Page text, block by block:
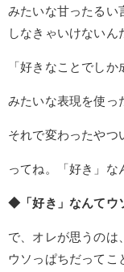
みたいな甘ったるい
しなきゃいけないん
「好きなことでしか
みたいな表現を使っ
それで変わったやつ
ってね。「好き」な
◆「好き」なんてウ
で、オレが思うのは
ウソっぱちだってこ